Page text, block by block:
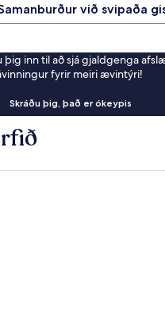
við svipaða
þig inn til að sjá gjaldgenga
fyrir meiri ævintýri!
Skráðu þig, það er ókeypis